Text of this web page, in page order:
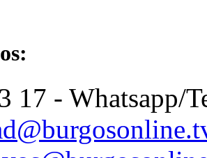
17 - Whatsapp/